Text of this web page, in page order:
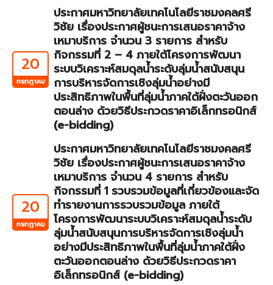
20
กรกฎาคม
ประกาศมหาวิทยาลัยเทคโนโลยีราชมงคลศรี
วิชัย เรื่องประกาศผู้ชนะการเสนอราคาจ้าง
เหมาบริการ จำนวน 3 รายการ สำหรับ
กิจกรรมที่ 2 – 4 ภายใต้โครงการพัฒนา
ระบบวิเคราะห์สมดุลน้ำระดับลุ่มน้ำสนับสนุน
การบริหารจัดการเชิงลุ่มน้ำอย่างมี
ประสิทธิภาพในพื้นที่ลุ่มน้ำภาคใต้ฝั่งตะวันออก
ตอนล่าง ด้วยวิธีประกวดราคาอิเล็กทรอนิกส์
(e-bidding)
20
กรกฎาคม
ประกาศมหาวิทยาลัยเทคโนโลยีราชมงคลศรี
วิชัย เรื่องประกาศผู้ชนะการเสนอราคาจ้าง
เหมาบริการ จำนวน 4 รายการ สำหรับ
กิจกรรมที่ 1 รวบรวมข้อมูลที่เกี่ยวข้องและจัด
ทำรายงานการรวบรวมข้อมูล ภายใต้
โครงการพัฒนาระบบวิเคราะห์สมดุลน้ำระดับ
ลุ่มน้ำสนับสนุนการบริหารจัดการเชิงลุ่มน้ำ
อย่างมีประสิทธิภาพในพื้นที่ลุ่มน้ำภาคใต้ฝั่ง
ตะวันออกตอนล่าง ด้วยวิธีประกวดราคา
อิเล็กทรอนิกส์ (e-bidding)